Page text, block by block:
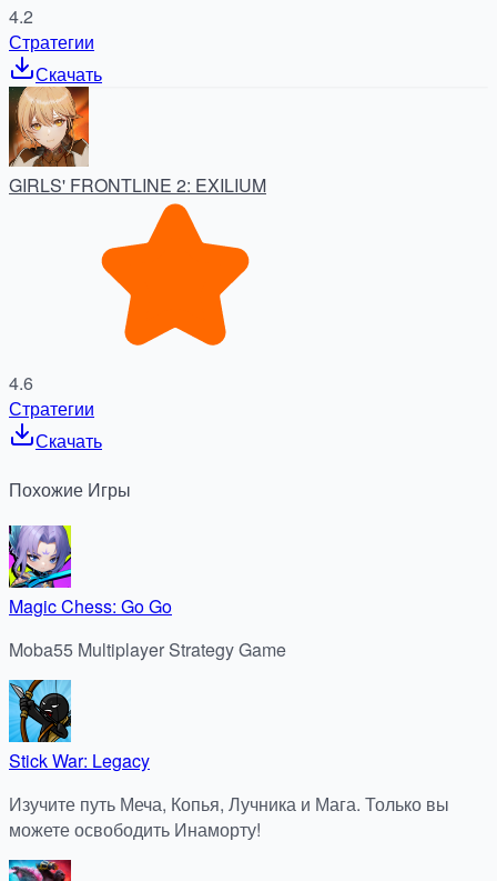
4.2
Стратегии
Скачать
GIRLS' FRONTLINE 2: EXILIUM
4.6
Стратегии
Скачать
Похожие Игры
Magic Chess: Go Go
Moba55 Multiplayer Strategy Game
Stick War: Legacy
Изучите путь Меча, Копья, Лучника и Мага. Только вы
можете освободить Инаморту!